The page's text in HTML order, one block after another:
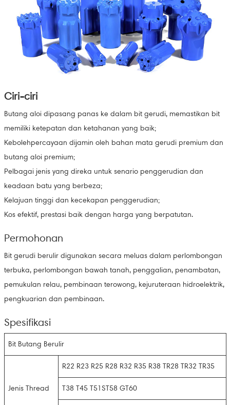
Ciri-ciri
Butang aloi dipasang panas ke dalam bit gerudi, memastikan bit
memiliki ketepatan dan ketahanan yang baik;
Kebolehpercayaan dijamin oleh bahan mata gerudi premium dan
butang aloi premium;
Pelbagai jenis yang direka untuk senario penggerudian dan
keadaan batu yang berbeza;
Kelajuan tinggi dan kecekapan penggerudian;
Kos efektif, prestasi baik dengan harga yang berpatutan.
Permohonan
Bit gerudi berulir digunakan secara meluas dalam perlombongan
terbuka, perlombongan bawah tanah, penggalian, penambatan,
pemukulan relau, pembinaan terowong, kejuruteraan hidroelektrik,
pengkuarian dan pembinaan.
Spesifikasi
Bit Butang Berulir
Jenis Thread
R22 R23 R25 R28 R32 R35 R38 TR28 TR32 TR35
T38 T45 T51ST58 GT60